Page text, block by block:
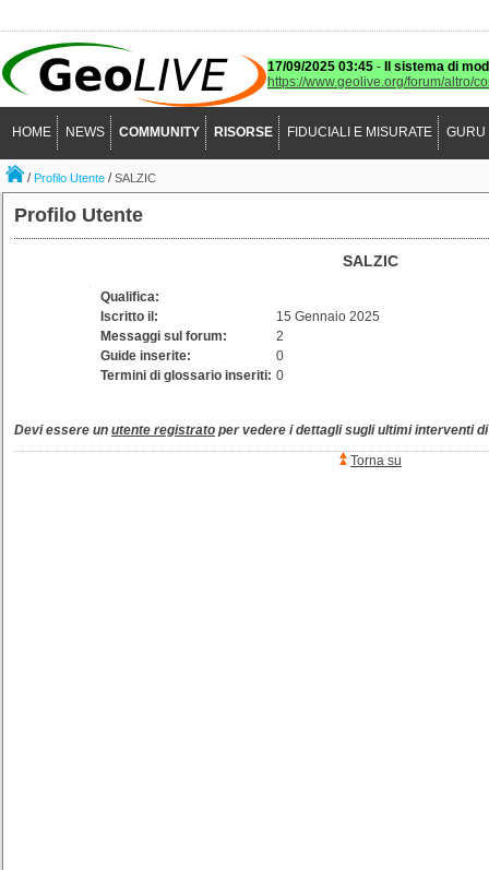
17/09/2025 03:45 -
Il sistema di
https://www.geolive.org/forum/altro/
HOME NEWS COMMUNITY RISORSE FIDUCIALI E MISURATE GURU
/Profilo Utente /SALZIC
Profilo Utente
SALZIC
Qualifica:
Iscritto il:
15 Gennaio 2025
Messaggi sul forum:
2
Guide inserite:
0
Termini di glossario inseriti: 0
Devi essere un utente registrato per vedere i dettagli sugli ultimi interventi
Torna su